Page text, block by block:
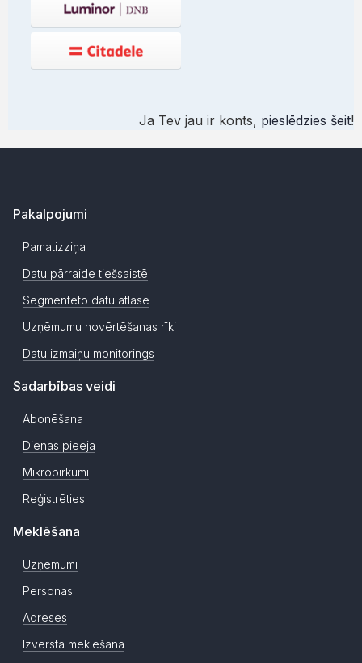
Ja Tev jau ir konts, pieslēdzies šeit!
Pakalpojumi
Pamatizziņa
Datu pārraide tiešsaistē
Segmentēto datu atlase
Uzņēmumu novērtēšanas rīki
Datu izmaiņu monitorings
Sadarbības veidi
Abonēšana
Dienas pieeja
Mikropirkumi
Reģistrēties
Meklēšana
Uzņēmumi
Personas
Adreses
Izvērstā meklēšana